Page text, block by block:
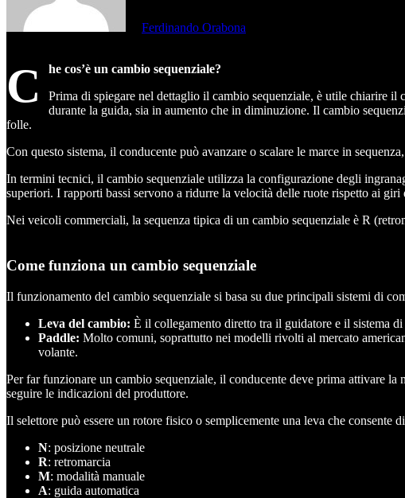
Ferdinando Orabona
C
he cos’è un cambio sequenziale?
Prima di spiegare nel dettaglio il cambio sequenziale, è utile chiarire
durante la guida, sia in aumento che in diminuzione. Il cambio
folle.
Con questo sistema, il conducente può avanzare o scalare le marce in
In termini tecnici, il cambio sequenziale utilizza la configurazione degli
superiori. I rapporti bassi servono a ridurre la velocità delle ruote rispetto ai
Nei veicoli commerciali, la sequenza tipica di un cambio sequenziale è R
Come funziona un cambio sequenziale
Il funzionamento del cambio sequenziale si basa su due principali sistemi di
Leva del cambio: È il collegamento diretto tra il guidatore e il sistema
Paddle: Molto comuni, soprattutto nei modelli rivolti al mercato
volante.
Per far funzionare un cambio sequenziale, il conducente deve prima attivare
seguire le indicazioni del produttore.
Il selettore può essere un rotore fisico o semplicemente una leva che consente
N: posizione neutrale
R: retromarcia
M: modalità manuale
A: guida automatica